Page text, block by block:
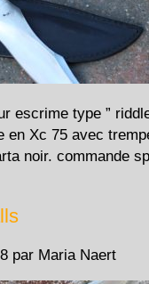
escrime type ”
en Xc 75 avec
noir. commande
par Maria Naert